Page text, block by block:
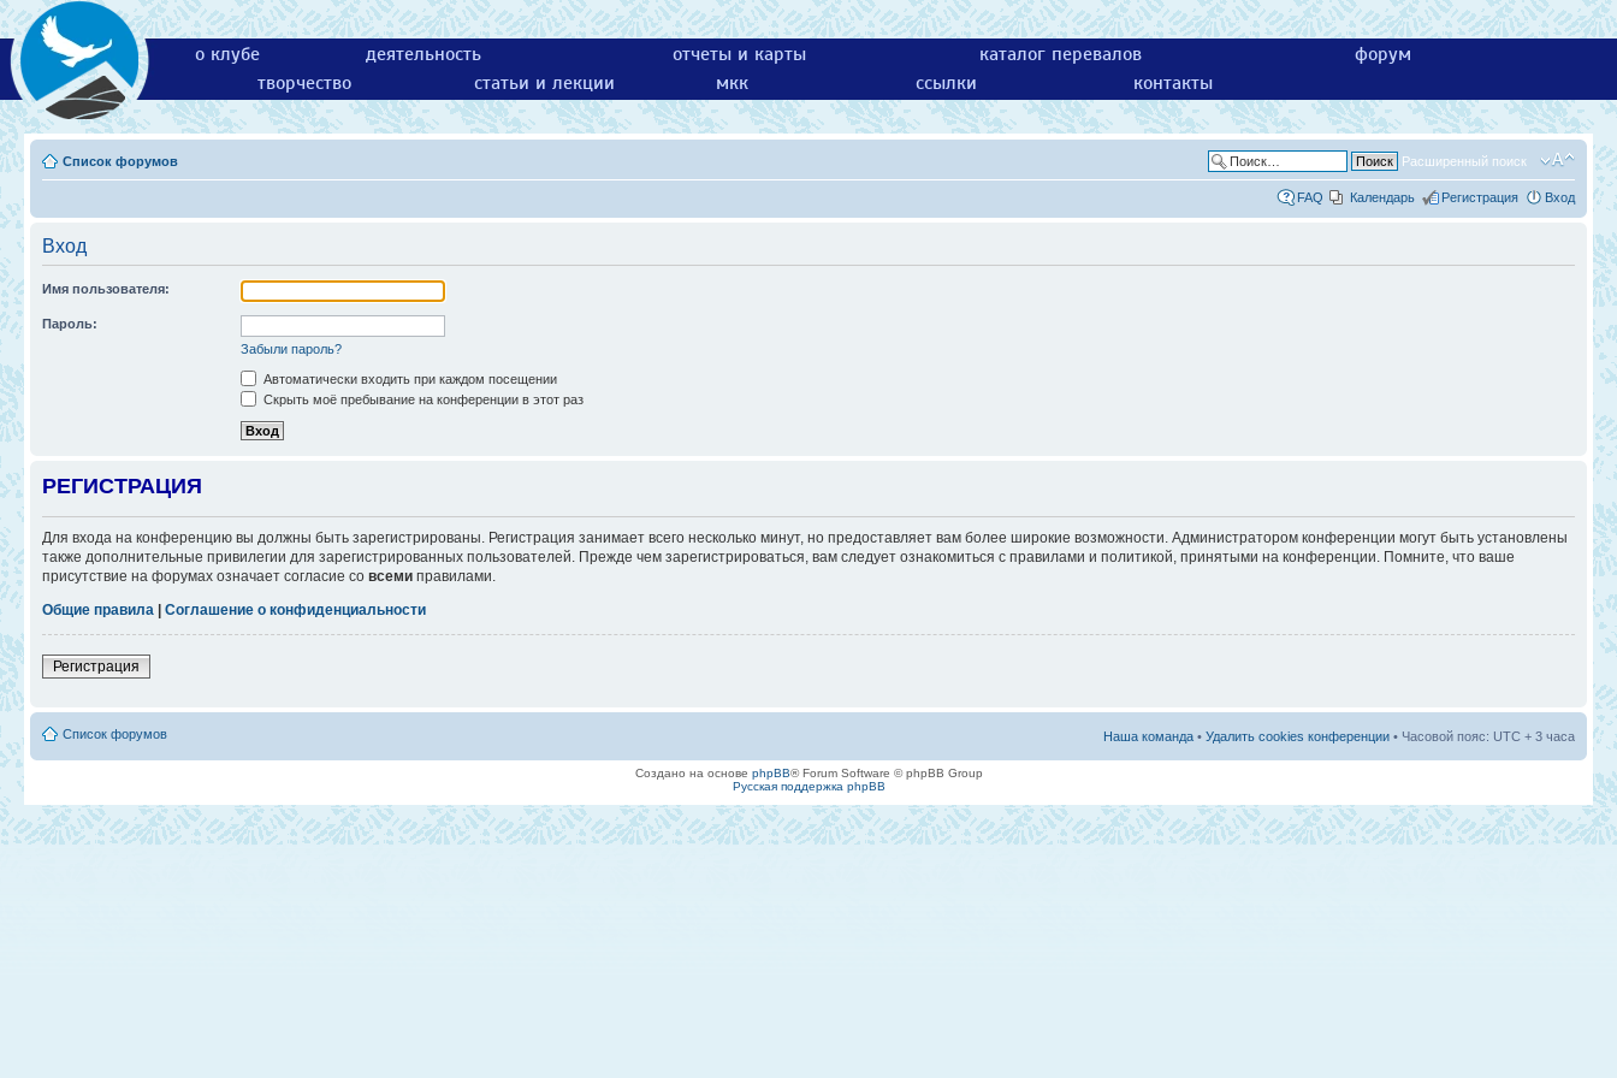
о клубе деятельность отчеты и карты каталог перевалов
форум
творчество
статьи и лекции мкк ссылки контакты
Список форумов Расширенный поиск
FAQ Календарь Регистрация Вход
Вход
Имя пользователя:
Пароль:
Забыли пароль?
Автоматически входить при каждом посещении
Скрыть моё пребывание на конференции в этот раз
РЕГИСТРАЦИЯ
Для входа на конференцию вы должны быть зарегистрированы. Регистрация занимает всего несколько минут, но предоставляет вам более широкие возможности. Администратором конференции могут быть установлены
также дополнительные привилегии для зарегистрированных пользователей. Прежде чем зарегистрироваться, вам следует ознакомиться с правилами и политикой, принятыми на конференции. Помните, что ваше
присутствие на форумах означает согласие со всеми правилами.
Общие правила | Соглашение о конфиденциальности
Регистрация
Список форумов Наша команда • Удалить cookies конференции • Часовой пояс: UTC + 3 часа
Создано на основе phpBB® Forum Software © phpBB Group
Русская поддержка phpBB